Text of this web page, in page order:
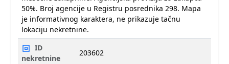
50%. Broj agencije u Registru posrednika 298. Mapa
je informativnog karaktera, ne prikazuje tačnu
lokaciju nekretnine.
ID
nekretnine
203602